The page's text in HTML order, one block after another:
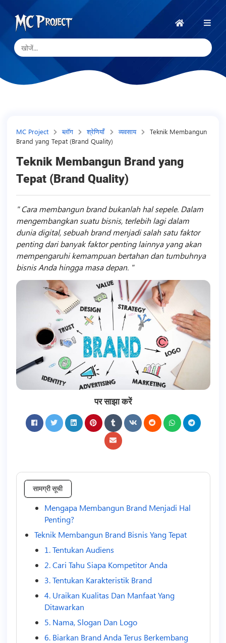
होम
MC Project ब्लॉग श्रेणियाँ व्यवसाय
Teknik Membangun
Brand yang Tepat (Brand Quality)
Teknik Membangun Brand yang
Tepat (Brand Quality)
Cara membangun brand bukanlah hal sepele. Dalam
mengembangkan suatu bisnis, terlebih lagi dalam
dunia digital, sebuah brand menjadi salah satu faktor
penting dari banyak faktor penting lainnya yang akan
mempengaruhi kemampuan bertahan dan tumbuhnya
bisnis Anda hingga masa depan.
पर साझा करें
सामग्री सूची
Mengapa Membangun Brand Menjadi Hal
Penting?
Teknik Membangun Brand Bisnis Yang Tepat
1. Tentukan Audiens
2. Cari Tahu Siapa Kompetitor Anda
3. Tentukan Karakteristik Brand
4. Uraikan Kualitas Dan Manfaat Yang
Ditawarkan
5. Nama, Slogan Dan Logo
6. Biarkan Brand Anda Terus Berkembang
Project
Official
Store
डिजिटल
फ्रीलांस
सेवाएँ